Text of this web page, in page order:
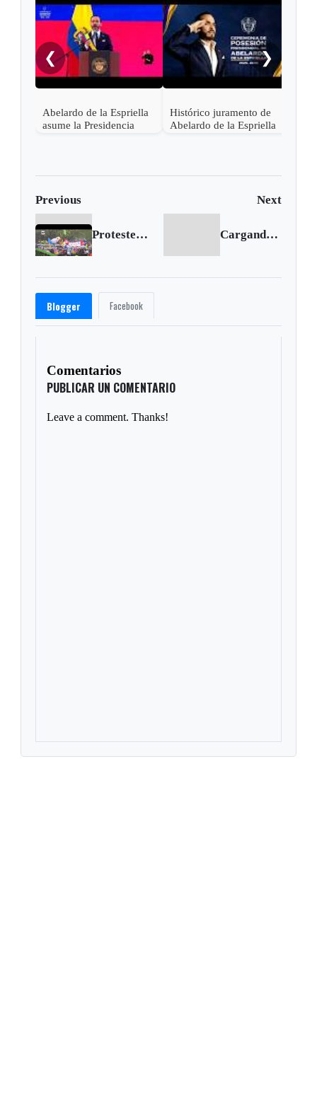
❮
Abelardo de la Espriella
asume la Presidencia
Histórico juramento de
Abelardo de la Espriella
❯
Previous Next
Protesters march in Glasgow as climate talks continue Cargando siguiente...
Blogger Facebook
Comentarios
PUBLICAR UN COMENTARIO
Leave a comment. Thanks!